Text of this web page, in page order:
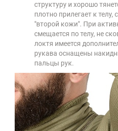
структуру и хорошо
плотно прилегает к
"второй кожи". При
смещается по телу, не
локтя имеется
рукава оснащены
пальцы рук.